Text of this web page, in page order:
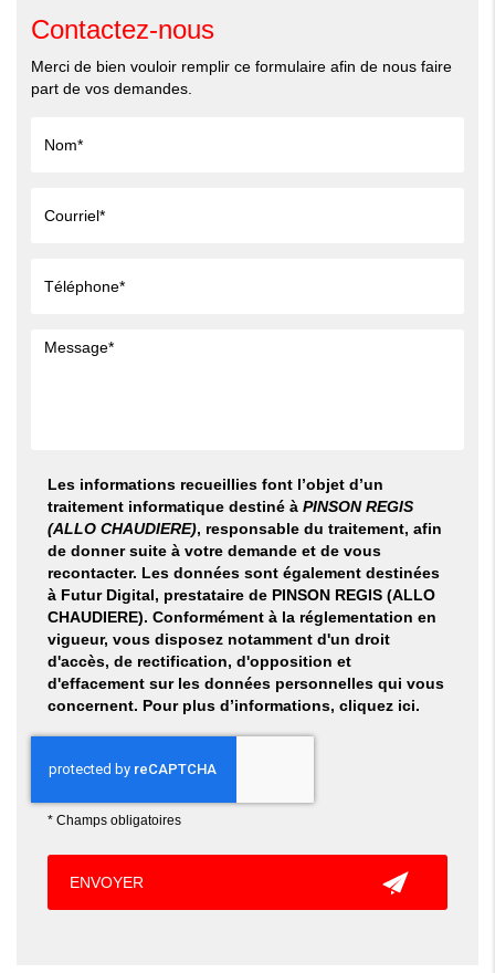
Contactez-nous
Merci de bien vouloir remplir ce formulaire afin de nous faire
part de vos demandes.
Les informations recueillies font l’objet d’un
traitement informatique destiné àPINSON REGIS
(ALLO CHAUDIERE), responsable du traitement, afin
de donner suite à votre demande et de vous
recontacter. Les données sont également destinées
à Futur Digital, prestataire de PINSON REGIS (ALLO
CHAUDIERE). Conformément à la réglementation en
vigueur, vous disposez notamment d'un droit
d'accès, de rectification, d'opposition et
d'effacement sur les données personnelles qui vous
concernent. Pour plus d’informations, cliquez ici.
* Champs obligatoires